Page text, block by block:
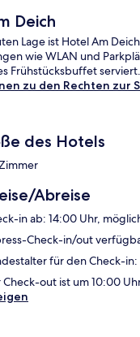
Deich
Lage ist Hotel Am
wie WLAN und
Frühstücksbuffet serviert.
zu den Rechten zur
des Hotels
Abreise
in ab: 14:00 Uhr,
Check-in/out
für den Check-in:
Check-out ist um 10:00